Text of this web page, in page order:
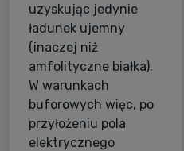
uzyskując jedynie
ładunek ujemny
(inaczej niż
amfolityczne białka).
W warunkach
buforowych więc, po
przyłożeniu pola
elektrycznego